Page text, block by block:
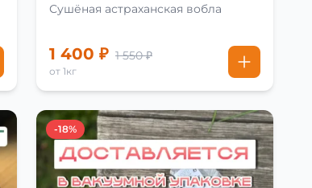
Сушёная астраханская вобла
1 400 ₽ 1 550 ₽
от 1кг
-18%